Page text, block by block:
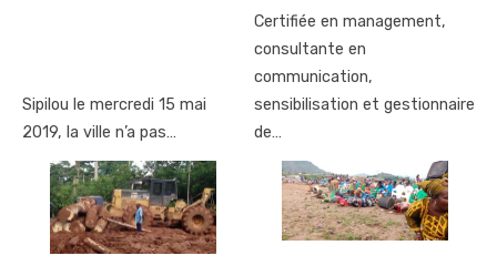
Sipilou le mercredi 15 mai
2019, la ville n’a pas…
Certifiée en management,
consultante en
communication,
sensibilisation et gestionnaire
de…